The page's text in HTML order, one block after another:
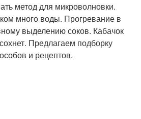
Яблоки в духовке
метод для микроволновки.
много воды. Прогревание в
выделению соков. Кабачок
Предлагаем подборку
и рецептов.